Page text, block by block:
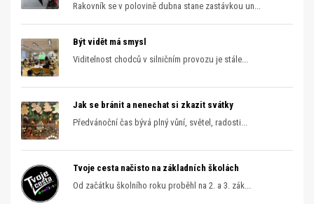
Rakovník se v polovině dubna stane zastávkou un...
Být vidět má smysl
Viditelnost chodců v silničním provozu je stále...
Jak se bránit a nenechat si zkazit svátky
Předvánoční čas bývá plný vůní, světel, radosti...
Tvoje cesta načisto na základních školách
Od začátku školního roku proběhl na 2. a 3. zák...